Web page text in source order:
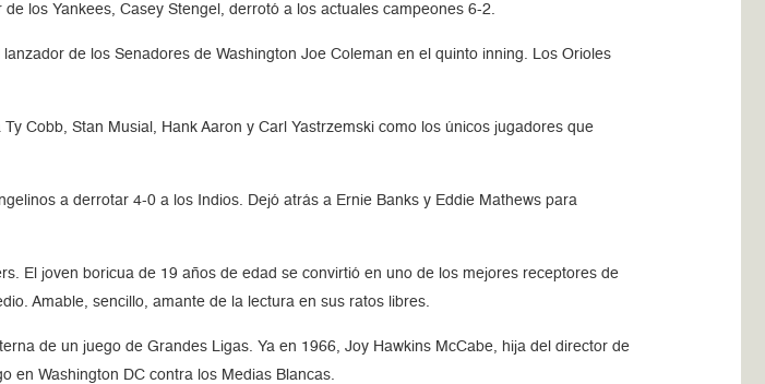
los Yankees, Casey Stengel, derrotó a los actuales campeones 6-2.
de los Senadores de Washington Joe Coleman en el quinto inning. Los Orioles
Cobb, Stan Musial, Hank Aaron y Carl Yastrzemski como los únicos jugadores que
a derrotar 4-0 a los Indios. Dejó atrás a Ernie Banks y Eddie Mathews para
El joven boricua de 19 años de edad se convirtió en uno de los mejores receptores de
Amable, sencillo, amante de la lectura en sus ratos libres.
de un juego de Grandes Ligas. Ya en 1966, Joy Hawkins McCabe, hija del director de
en Washington DC contra los Medias Blancas.